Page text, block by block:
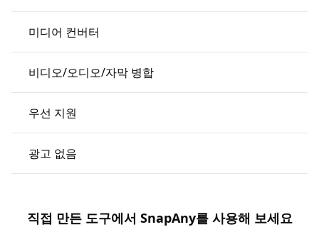
미디어 컨버터
비디오/오디오/자막 병합
우선 지원
광고 없음
직접 만든 도구에서 SnapAny를 사용해 보세요